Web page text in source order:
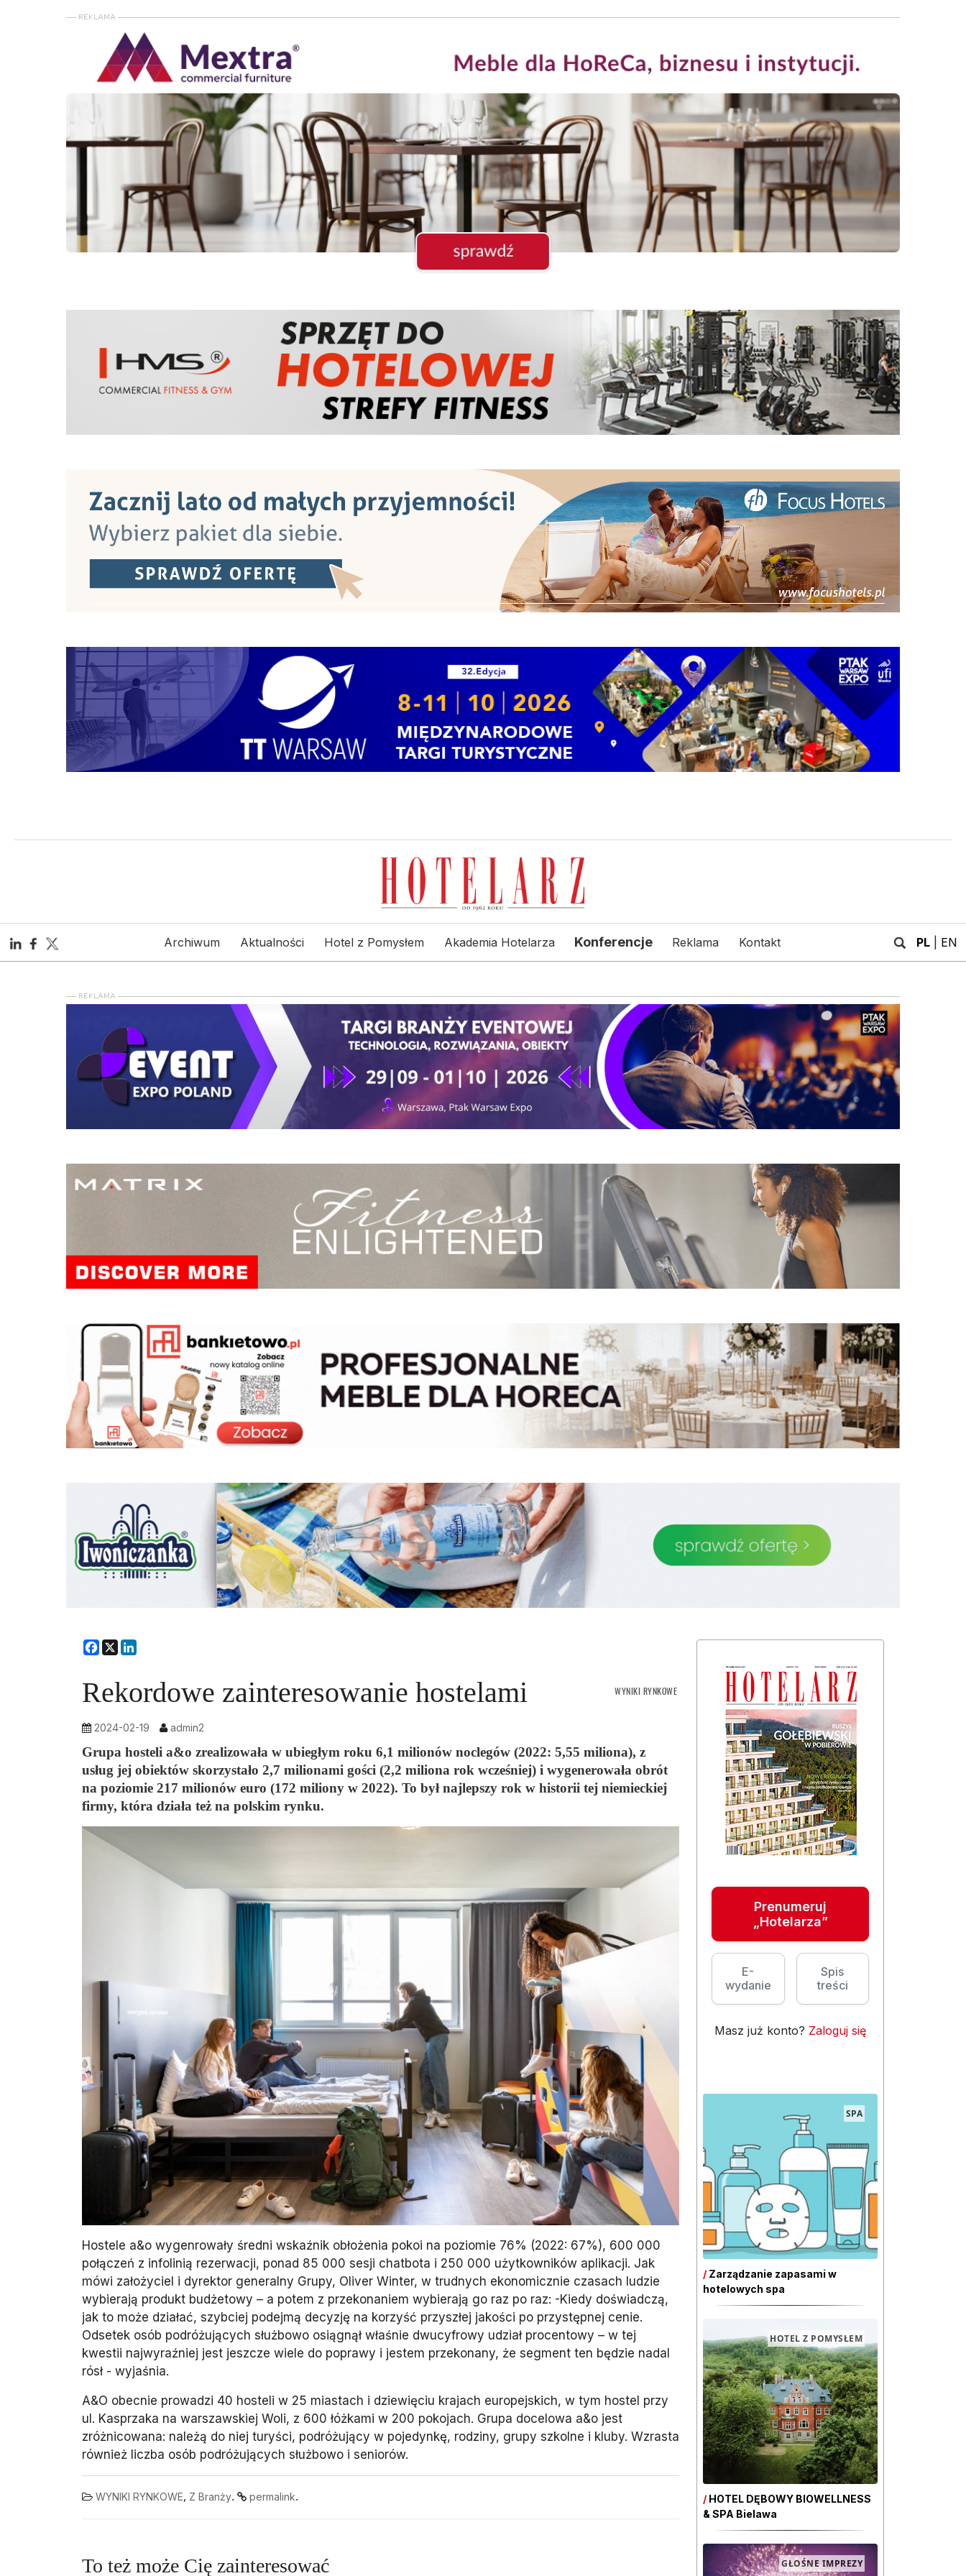
Archiwum Aktualności Hotel z Pomysłem Akademia Hotelarza Konferencje Reklama Kontakt PL EN
Facebook
X
Rekordowe zainteresowanie hostelami WYNIKI RYNKOWE
2024-02-19 admin2
Grupa hosteli a&o zrealizowała w ubiegłym roku 6,1 milionów noclegów (2022: 5,55 miliona), z
usług jej obiektów skorzystało 2,7 milionami gości (2,2 miliona rok wcześniej) i wygenerowała obrót
na poziomie 217 milionów euro (172 miliony w 2022). To był najlepszy rok w historii tej niemieckiej
firmy, która działa też na polskim rynku.
Hostele a&o wygenrowały średni wskaźnik obłożenia pokoi na poziomie 76% (2022: 67%), 600 000
połączeń z infolinią rezerwacji, ponad 85 000 sesji chatbota i 250 000 użytkowników aplikacji. Jak
mówi założyciel i dyrektor generalny Grupy, Oliver Winter, w trudnych ekonomicznie czasach ludzie
wybierają produkt budżetowy – a potem z przekonaniem wybierają go raz po raz: -Kiedy doświadczą,
jak to może działać, szybciej podejmą decyzję na korzyść przyszłej jakości po przystępnej cenie.
Odsetek osób podróżujących służbowo osiągnął właśnie dwucyfrowy udział procentowy – w tej
kwestii najwyraźniej jest jeszcze wiele do poprawy i jestem przekonany, że segment ten będzie nadal
rósł - wyjaśnia.
A&O obecnie prowadzi 40 hosteli w 25 miastach i dziewięciu krajach europejskich, w tym hostel przy
ul. Kasprzaka na warszawskiej Woli, z 600 łóżkami w 200 pokojach. Grupa docelowa a&o jest
zróżnicowana: należą do niej turyści, podróżujący w pojedynkę, rodziny, grupy szkolne i kluby. Wzrasta
również liczba osób podróżujących służbowo i seniorów.
WYNIKI RYNKOWE, Z Branży. permalink.
To też może Cię zainteresować
Prenumeruj
„Hotelarza”
E-
wydanie
Spis
treści
Masz już konto? Zaloguj się
SPA
/ Zarządzanie zapasami w
hotelowych spa
HOTEL Z POMYSŁEM
/ HOTEL DĘBOWY BIOWELLNESS
& SPA Bielawa
GŁOŚNE IMPREZY